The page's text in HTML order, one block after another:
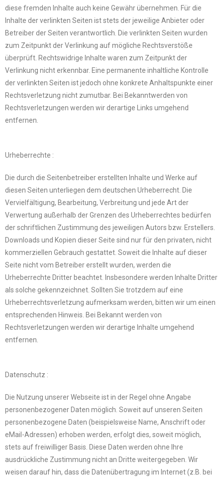
diese fremden Inhalte auch keine Gewähr übernehmen. Für die
Inhalte der verlinkten Seiten ist stets der jeweilige Anbieter oder
Betreiber der Seiten verantwortlich. Die verlinkten Seiten wurden
zum Zeitpunkt der Verlinkung auf mögliche Rechtsverstöße
überprüft. Rechtswidrige Inhalte waren zum Zeitpunkt der
Verlinkung nicht erkennbar. Eine permanente inhaltliche Kontrolle
der verlinkten Seiten ist jedoch ohne konkrete Anhaltspunkte einer
Rechtsverletzung nicht zumutbar. Bei Bekanntwerden von
Rechtsverletzungen werden wir derartige Links umgehend
entfernen.
Urheberrechte :
Die durch die Seitenbetreiber erstellten Inhalte und Werke auf
diesen Seiten unterliegen dem deutschen Urheberrecht. Die
Vervielfältigung, Bearbeitung, Verbreitung und jede Art der
Verwertung außerhalb der Grenzen des Urheberrechtes bedürfen
der schriftlichen Zustimmung des jeweiligen Autors bzw. Erstellers.
Downloads und Kopien dieser Seite sind nur für den privaten, nicht
kommerziellen Gebrauch gestattet. Soweit die Inhalte auf dieser
Seite nicht vom Betreiber erstellt wurden, werden die
Urheberrechte Dritter beachtet. Insbesondere werden Inhalte Dritter
als solche gekennzeichnet. Sollten Sie trotzdem auf eine
Urheberrechtsverletzung aufmerksam werden, bitten wir um einen
entsprechenden Hinweis. Bei Bekannt werden von
Rechtsverletzungen werden wir derartige Inhalte umgehend
entfernen.
Datenschutz :
Die Nutzung unserer Webseite ist in der Regel ohne Angabe
personenbezogener Daten möglich. Soweit auf unseren Seiten
personenbezogene Daten (beispielsweise Name, Anschrift oder
eMail-Adressen) erhoben werden, erfolgt dies, soweit möglich,
stets auf freiwilliger Basis. Diese Daten werden ohne Ihre
ausdrückliche Zustimmung nicht an Dritte weitergegeben. Wir
weisen darauf hin, dass die Datenübertragung im Internet (z.B. bei